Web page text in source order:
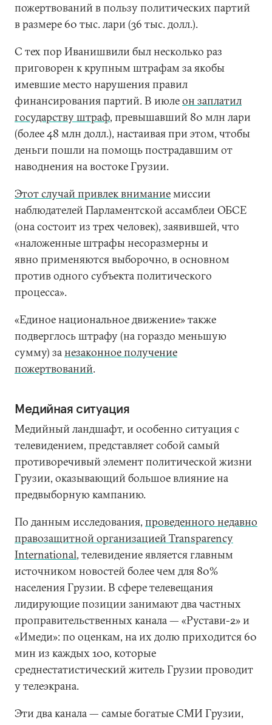
пожертвований в пользу политических партий
в размере 60 тыс. лари (36 тыс. долл.).
С тех пор Иванишвили был несколько раз
приговорен к крупным штрафам за якобы
имевшие место нарушения правил
финансирования партий. В июлеон заплатил
государству штраф, превышавший 80 млн лари
(более 48 млн долл.), настаивая при этом, чтобы
деньги пошли на помощь пострадавшим от
наводнения на востоке Грузии.
Этот случай привлек вниманиемиссии
наблюдателей Парламентской ассамблеи ОБСЕ
(она состоит из трех человек), заявившей, что
«наложенные штрафы несоразмерны и
явно применяются выборочно, в основном
против одного субъекта политического
процесса».
«Единое национальное движение» также
подверглось штрафу (на гораздо меньшую
сумму) занезаконное получение
пожертвований.
Медийная ситуация
Медийный ландшафт, и особенно ситуация с
телевидением, представляет собой самый
противоречивый элемент политической жизни
Грузии, оказывающий большое влияние на
предвыборную кампанию.
По данным исследования, проведенного недавно
правозащитной организацией Transparency
International, телевидение является главным
источником новостей более чем для 80%
населения Грузии. В сфере телевещания
лидирующие позиции занимают два частных
проправительственных канала — «Рустави-2» и
«Имеди»: по оценкам, на их долю приходится 60
мин из каждых 100, которые
среднестатистический житель Грузии проводит
у телеэкрана.
Эти два канала — самые богатые СМИ Грузии,